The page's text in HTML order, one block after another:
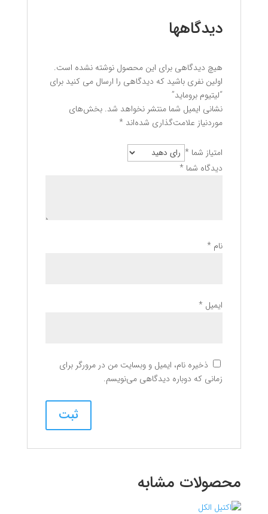
دیدگاهها
هیچ دیدگاهی برای این محصول نوشته نشده است.
اولین نفری باشید که دیدگاهی را ارسال می کنید برای
“لیتیوم بروماید”
نشانی ایمیل شما منتشر نخواهد شد. بخش‌های
موردنیاز علامت‌گذاری شده‌اند *
امتیاز شما *
دیدگاه شما *
نام *
ایمیل *
ذخیره نام، ایمیل و وبسایت من در مرورگر برای
زمانی که دوباره دیدگاهی می‌نویسم.
محصولات مشابه